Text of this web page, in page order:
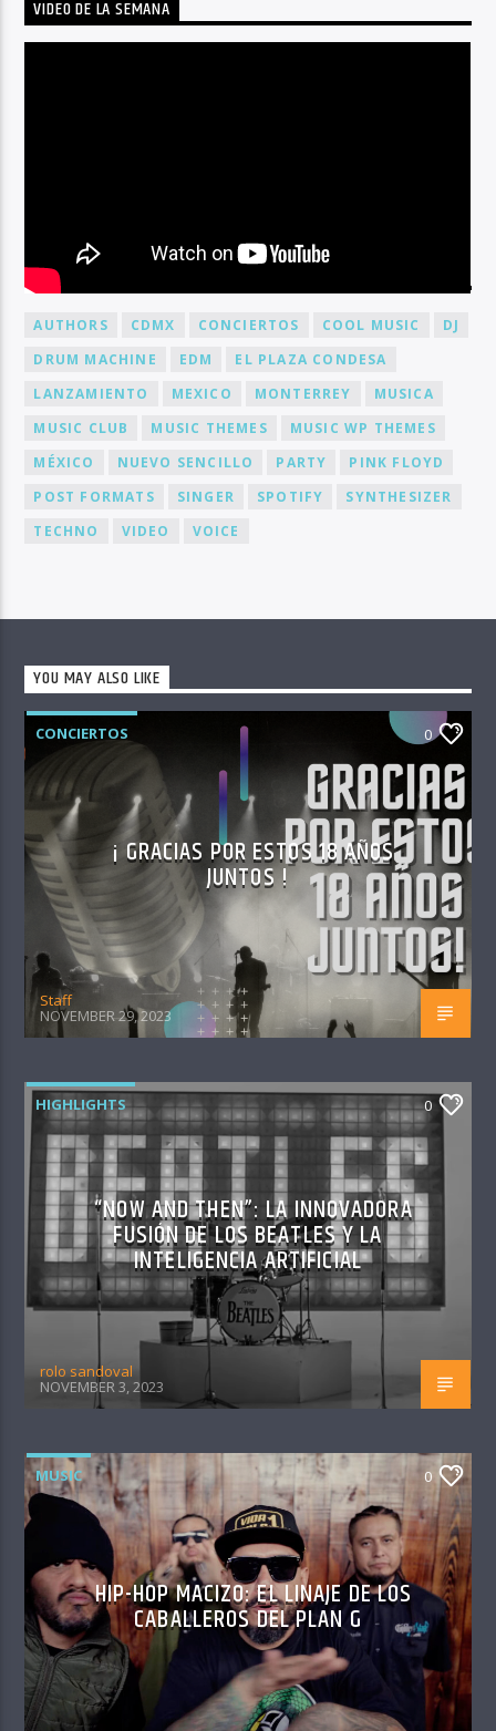
VIDEO DE LA SEMANA
BY TAG
AUTHORS CDMX CONCIERTOS COOL MUSIC
DJ
DRUM MACHINE
EDM
EL PLAZA CONDESA
LANZAMIENTO
MEXICO MONTERREY
MUSICA
MUSIC CLUB
MUSIC THEMES
MUSIC WP THEMES
MÉXICO
NUEVO SENCILLO PARTY
PINK FLOYD
POST FORMATS
SINGER SPOTIFY
SYNTHESIZER
TECHNO
VIDEO VOICE
YOU MAY ALSO LIKE
CONCIERTOS 0
¡ GRACIAS POR ESTOS 18 AÑOS
JUNTOS !
Staff
NOVEMBER 29, 2023
HIGHLIGHTS 0
“NOW AND THEN”: LA INNOVADORA
FUSIÓN DE LOS BEATLES Y LA
INTELIGENCIA ARTIFICIAL
rolo sandoval
NOVEMBER 3, 2023
MUSIC 0
HIP-HOP MACIZO: EL LINAJE DE LOS
CABALLEROS DEL PLAN G